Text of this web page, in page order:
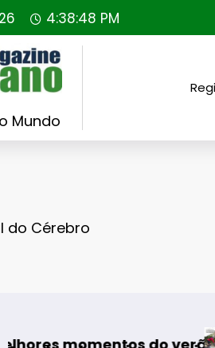
4:38:49 PM
Mundo
do Cérebro
Guarda